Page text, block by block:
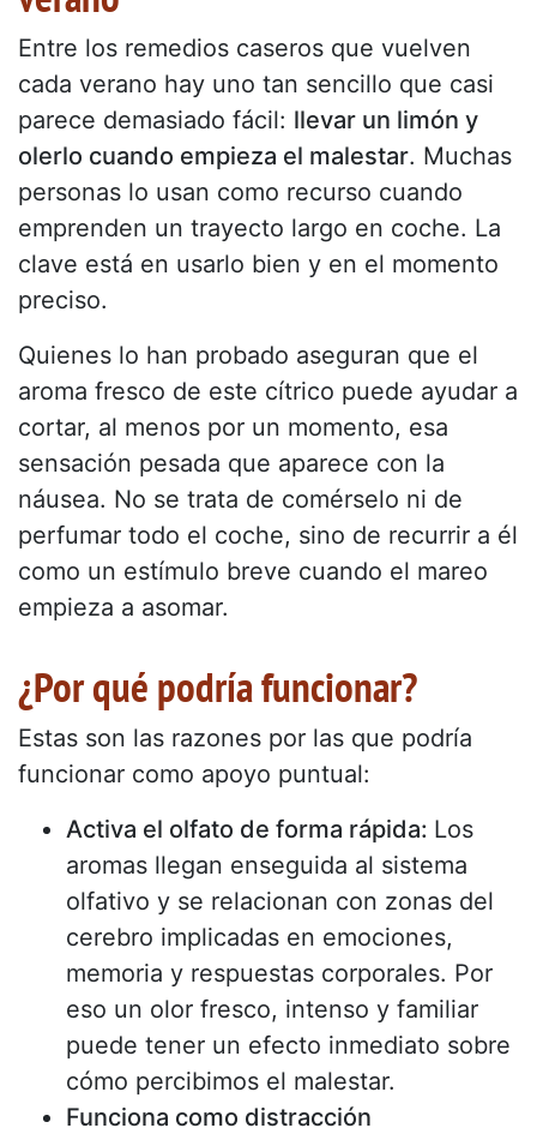
Entre los remedios caseros que vuelven
cada verano hay uno tan sencillo que casi
parece demasiado fácil: llevar un limón y
olerlo cuando empieza el malestar. Muchas
personas lo usan como recurso cuando
emprenden un trayecto largo en coche. La
clave está en usarlo bien y en el momento
preciso.
Quienes lo han probado aseguran que el
aroma fresco de este cítrico puede ayudar a
cortar, al menos por un momento, esa
sensación pesada que aparece con la
náusea. No se trata de comérselo ni de
perfumar todo el coche, sino de recurrir a él
como un estímulo breve cuando el mareo
empieza a asomar.
¿Por qué podría funcionar?
Estas son las razones por las que podría
funcionar como apoyo puntual:
Activa el olfato de forma rápida: Los
aromas llegan enseguida al sistema
olfativo y se relacionan con zonas del
cerebro implicadas en emociones,
memoria y respuestas corporales. Por
eso un olor fresco, intenso y familiar
puede tener un efecto inmediato sobre
cómo percibimos el malestar.
Funciona como distracción